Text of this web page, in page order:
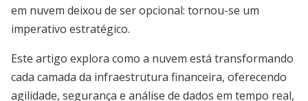
em nuvem deixou de ser opcional: tornou-se um
imperativo estratégico.
Este artigo explora como a nuvem está transformando
cada camada da infraestrutura financeira, oferecendo
agilidade, segurança e análise de dados em tempo real,